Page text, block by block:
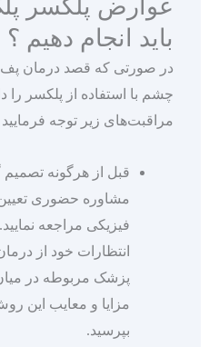
عوارض پلکسر
باید انجام دهیم ؟
در صورتی که قصد درمان
چشم با استفاده از پلکسر را
مراقبت‌های زیر توجه فرمایید
قبل از هرگونه
مشاوره حضوری
فیزیکی مراجعه
انتظارات خود از
پزشک مربوطه در میان
مزایا و معایب این
بپرسید.